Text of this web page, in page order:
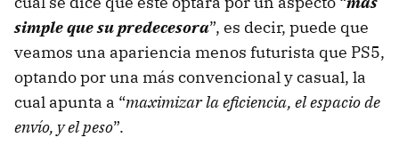
simple que su predecesora”, es decir, puede que
veamos una apariencia menos futurista que PS5,
optando por una más convencional y casual, la
cual apunta a “maximizar la eficiencia, el espacio de
envío, y el peso”.